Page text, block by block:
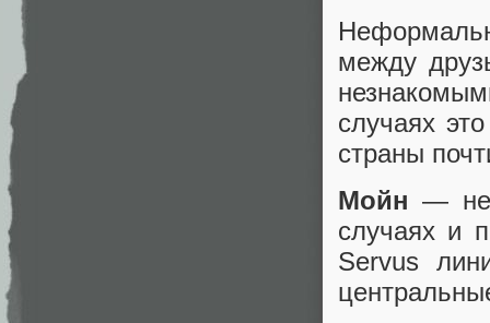
между
случаях
страны
Мойн—
случаях и
Servus